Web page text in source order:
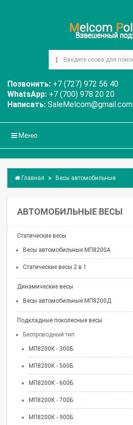
Позвонить: +7 (727) 972 56 40
WhatsApp: +7 (700) 978 20 20
Написать: SaleMelcom@gmail.com
Меню
Главная Весы автомобильные
АВТОМОБИЛЬНЫЕ ВЕСЫ
Статические весы
Весы автомобильные МП8200А
Статические весы 2 в 1
Динамические весы
Весы автомобильные МП8200Д
Подкладные поколесные весы
Беспроводный тип
МП8200К - 300Б
МП8200К - 500Б
МП8200К - 600Б
МП8200К - 700Б
МП8200К - 900Б